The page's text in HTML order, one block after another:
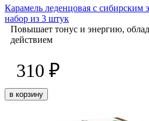
Карамель леденцовая с сибирским
набор из 3 штук
Повышает тонус и энергию,
действием
310 ₽
в корзину